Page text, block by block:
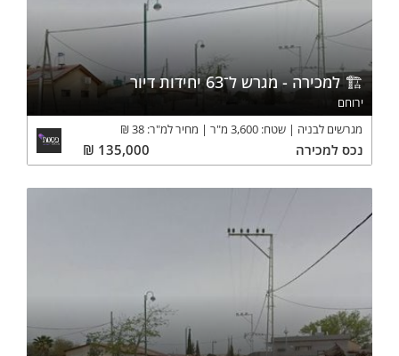
🏗️ למכירה - מגרש ל־63 יחידות דיור
ירוחם
מגרשים לבניה
שטח: 3,600 מ"ר מחיר למ"ר: 38
₪
נכס למכירה 135,000
₪